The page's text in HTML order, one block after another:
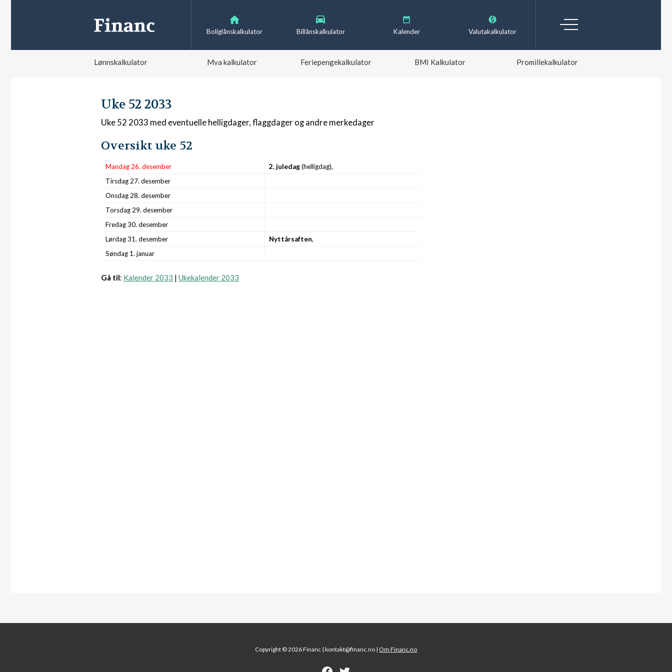
Boliglånskalkulator Billånskalkulator Kalender Valutakalkulator
Lønnskalkulator Mva kalkulator Feriepengekalkulator BMI Kalkulator Promillekalkulator
Uke 52 2033
Uke 52 2033 med eventuelle helligdager, flaggdager og andre merkedager
Oversikt uke 52
Mandag 26. desember 2. juledag(helligdag),
Tirsdag 27. desember
Onsdag 28. desember
Torsdag 29. desember
Fredag 30. desember
Lørdag 31. desember
Nyttårsaften,
Søndag 1. januar
Gå til: Kalender 2033 | Ukekalender 2033
Copyright © 2026 Financ | kontakt@financ.no | Om Financ.no